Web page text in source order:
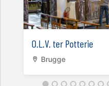
O.L.V. ter Potterie
Brugge